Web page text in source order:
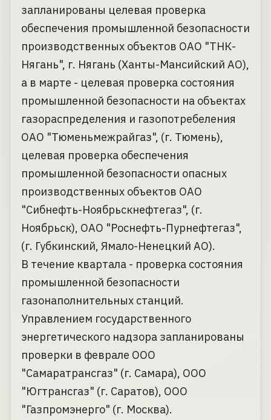
запланированы целевая проверка
обеспечения промышленной безопасности
производственных объектов ОАО "ТНК-
Нягань", г. Нягань (Ханты-Мансийский АО),
а в марте - целевая проверка состояния
промышленной безопасности на объектах
газораспределения и газопотребеления
ОАО "Тюменьмежрайгаз", (г. Тюмень),
целевая проверка обеспечения
промышленной безопасности опасных
производственных объектов ОАО
"Сибнефть-Ноябрьскнефтегаз", (г.
Ноябрьск), ОАО "Роснефть-Пурнефтегаз",
(г. Губкинский, Ямало-Ненецкий АО).
В течение квартала - проверка состояния
промышленной безопасности
газонаполнительных станций.
Управлением государственного
энергетического надзора запланированы
проверки в феврале ООО
"Самаратрансгаз" (г. Самара), ООО
"Югтрансгаз" (г. Саратов), ООО
"Газпромэнерго" (г. Москва).